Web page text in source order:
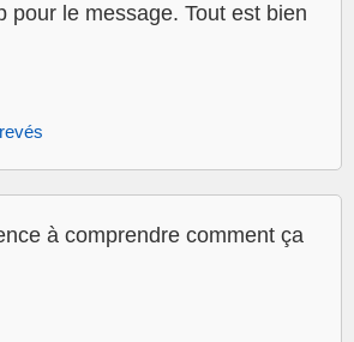
pour le message. Tout est bien
à comprendre comment ça